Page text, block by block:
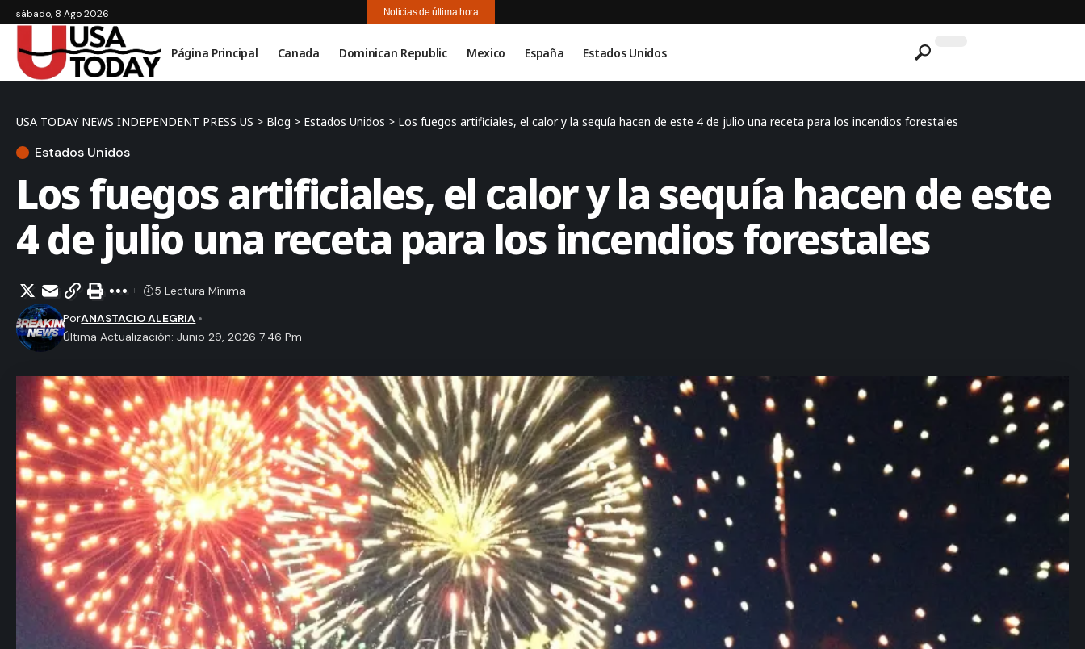
sábado, 8 Ago 2026 Noticias de última hora
Página Principal Canada Dominican Republic Mexico España Estados Unidos
USA TODAY NEWS INDEPENDENT PRESS US > Blog > Estados Unidos > Los fuegos artificiales, el calor y la sequía hacen de este 4 de julio una receta para los incendios forestales
Estados Unidos
Los fuegos artificiales, el calor y la sequía hacen de este
4 de julio una receta para los incendios forestales
Última Actualización: Junio 29, 2026 7:46 Pm
PorANASTACIO ALEGRIA
5 Lectura Mínima